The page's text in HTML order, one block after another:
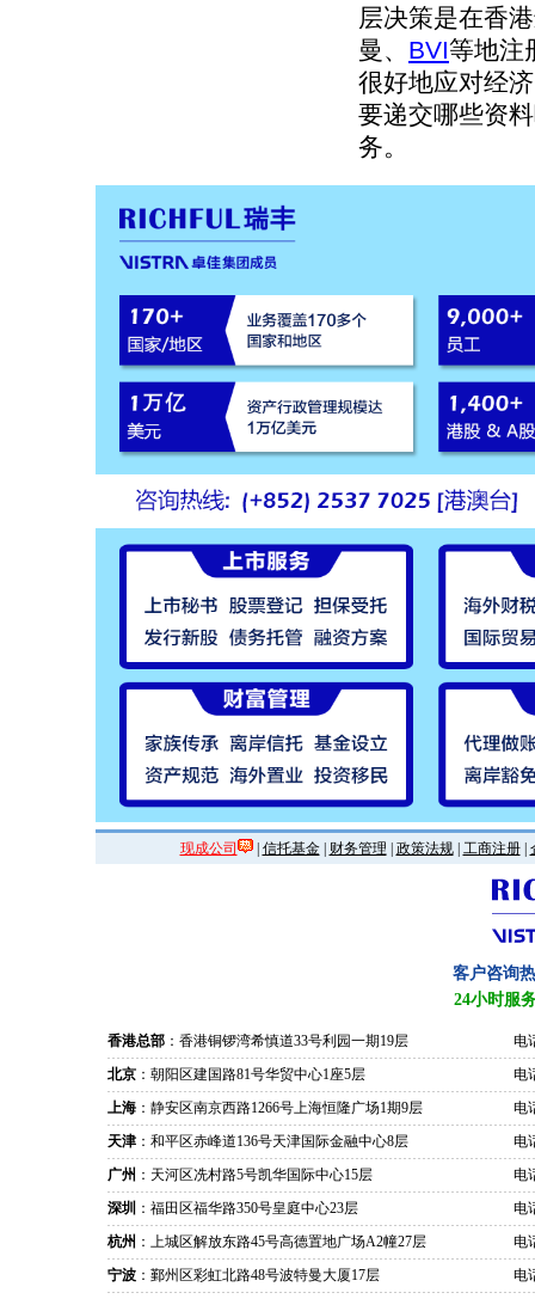
层决策是在香
曼、 BVI等地注
很好地应对经
要递交哪些资
务。
现成公司 | 信托基金| 财务管理 政策法规| 工商注册|
客户咨询
24小时服
香港总部 ：香港铜锣湾希慎道33号利园一期19层
电
北京 ：朝阳区建国路81号华贸中心1座5层
电
上海 ：静安区南京西路1266号上海恒隆广场1期9层
电
天津 ：和平区赤峰道136号天津国际金融中心8层
电
广州 ：天河区冼村路5号凯华国际中心15层
电
深圳 ：福田区福华路350号皇庭中心23层
电
杭州 ：上城区解放东路45号高德置地广场A2幢27层
电
宁波 ：鄞州区彩虹北路48号波特曼大厦17层
电